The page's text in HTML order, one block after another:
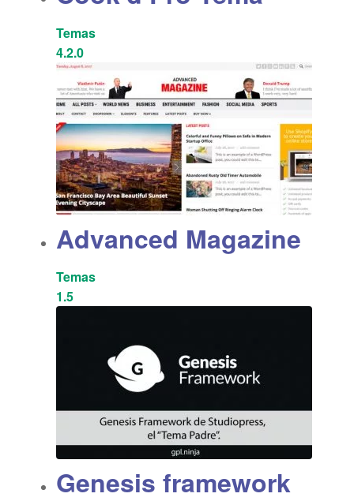
Temas
4.2.0
Advanced Magazine
Temas
1.5
Genesis framework